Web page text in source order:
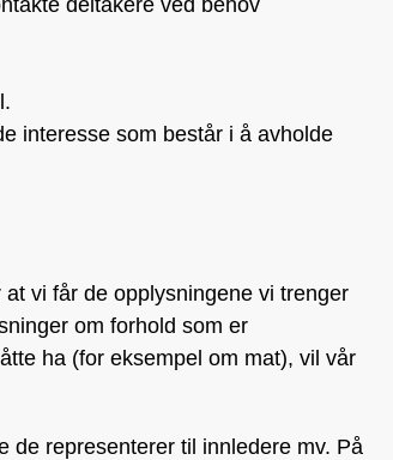
interesse som består i å avholde
vi får de opplysningene vi trenger
om forhold som er
ha (for eksempel om mat), vil vår
de representerer til innledere mv. På